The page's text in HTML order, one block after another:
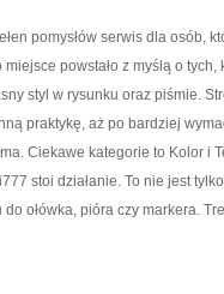
pomysłów serwis dla osób,
miejsce powstało z myślą o
styl w rysunku oraz piśmie.
praktykę, aż po bardziej
Ciekawe kategorie to Kolor i
stoi działanie. To nie jest
ołówka, pióra czy markera.